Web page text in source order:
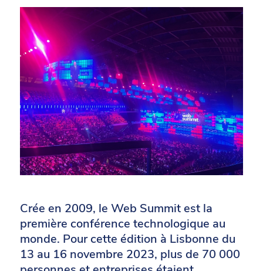
Crée en 2009, le Web Summit est la
première conférence technologique au
monde. Pour cette édition à Lisbonne du
13 au 16 novembre 2023, plus de 70 000